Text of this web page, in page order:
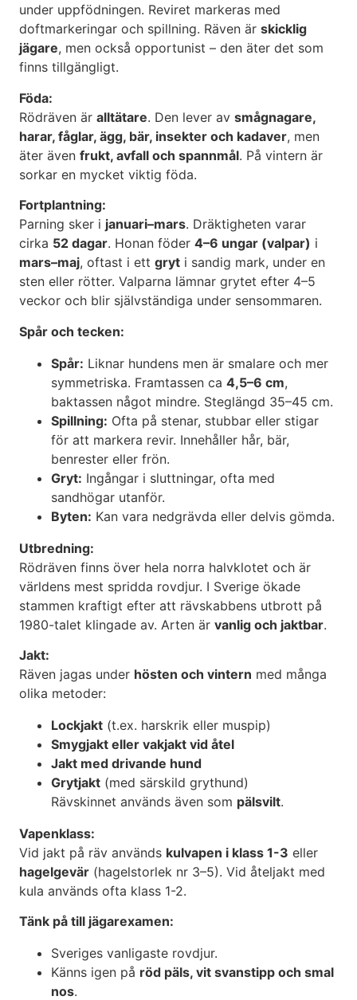
under uppfödningen. Reviret markeras med
doftmarkeringar och spillning. Räven är skicklig
jägare, men också opportunist – den äter det som
finns tillgängligt.
Föda:
Rödräven är alltätare. Den lever av smågnagare,
harar, fåglar, ägg, bär, insekter och kadaver, men
äter även frukt, avfall och spannmål. På vintern är
sorkar en mycket viktig föda.
Fortplantning:
Parning sker i januari–mars. Dräktigheten varar
cirka 52 dagar. Honan föder 4–6 ungar (valpar) i
mars–maj, oftast i ett gryt i sandig mark, under en
sten eller rötter. Valparna lämnar grytet efter 4–5
veckor och blir självständiga under sensommaren.
Spår och tecken:
Spår: Liknar hundens men är smalare och mer
symmetriska. Framtassen ca 4,5–6 cm,
baktassen något mindre. Steglängd 35–45 cm.
Spillning: Ofta på stenar, stubbar eller stigar
för att markera revir. Innehåller hår, bär,
benrester eller frön.
Gryt: Ingångar i sluttningar, ofta med
sandhögar utanför.
Byten: Kan vara nedgrävda eller delvis gömda.
Utbredning:
Rödräven finns över hela norra halvklotet och är
världens mest spridda rovdjur. I Sverige ökade
stammen kraftigt efter att rävskabbens utbrott på
1980-talet klingade av. Arten är vanlig och jaktbar.
Jakt:
Räven jagas under hösten och vintern med många
olika metoder:
Lockjakt (t.ex. harskrik eller muspip)
Smygjakt eller vakjakt vid åtel
Jakt med drivande hund
Grytjakt (med särskild grythund)
Rävskinnet används även som pälsvilt.
Vapenklass:
Vid jakt på räv används kulvapen i klass 1-3 eller
hagelgevär (hagelstorlek nr 3–5). Vid åteljakt med
kula används ofta klass 1-2.
Tänk på till jägarexamen:
Sveriges vanligaste rovdjur.
Känns igen på röd päls, vit svanstipp och smal
nos.